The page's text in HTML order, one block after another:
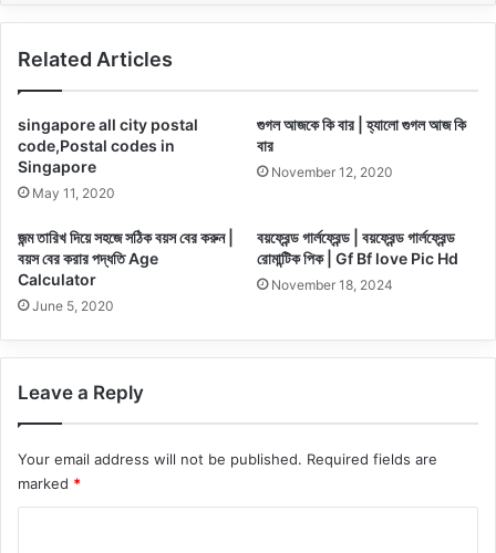
Related Articles
singapore all city postal
code,Postal codes in
Singapore
May 11, 2020
গুগল আজকে কি বার | হ্যালো গুগল আজ কি
বার
November 12, 2020
জন্ম তারিখ দিয়ে সহজে সঠিক বয়স বের করুন |
বয়স বের করার পদ্ধতি Age
Calculator
June 5, 2020
বয়ফ্রেন্ড গার্লফ্রেন্ড | বয়ফ্রেন্ড গার্লফ্রেন্ড
রোমান্টিক পিক | Gf Bf love Pic Hd
November 18, 2024
Leave a Reply
Your email address will not be published. Required fields are
marked *